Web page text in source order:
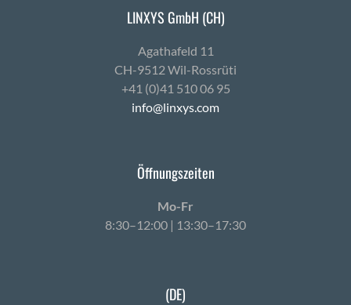
LINXYS GmbH (CH)
Agath­afeld 11
CH-9512 Wil-Ross­rüti
+41 (0)41 510 06 95
info@linxys.com
Öffnungszeiten
Mo-Fr
8:30–12:00 | 13:30–17:30
(DE)